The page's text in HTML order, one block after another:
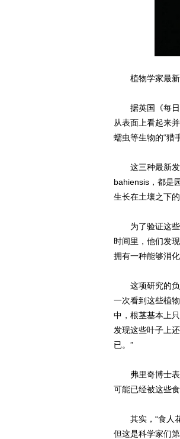
植物学家最新
据英国《每日
从表面上看起来
蠕虫等生物的“猎手
这三种最新发
bahiensis，都是
生长在土壤之下
为了验证这些食
时间里，他们发
拥有一种能够消
这项研究的负
一次看到这些植
中，根茎基本上
发现这些叶子上
已。”
弗里奇博士表
可能已经被这些
其实，“食人花
但这是科学家们